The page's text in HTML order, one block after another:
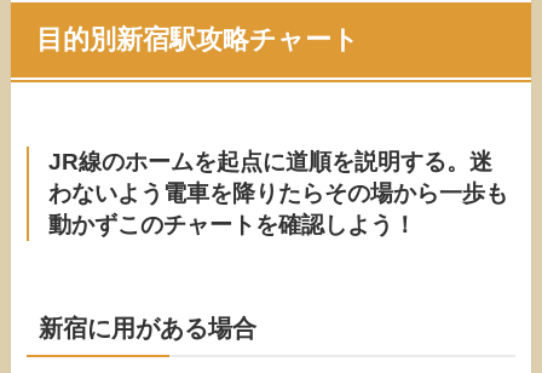
目的別新宿駅攻略チャート
JR線のホームを起点に道順を説明する。迷
わないよう 電車を降りたらその場から一歩も
動かずこのチャートを確認しよう！
新宿に用がある場合